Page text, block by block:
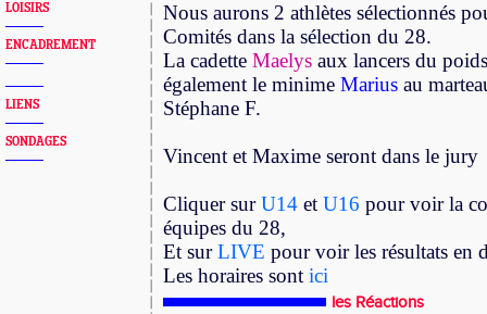
LOISIRS
ENCADREMENT
LIENS
SONDAGES
Nous aurons 2 athlètes sélectionnés
Comités dans la sélection du 28.
La cadette Maelys aux lancers du
également le minime Marius au
Stéphane F.
Vincent et Maxime seront dans le jury
Cliquer surU14 et U16 pour voir la
équipes du 28,
Et surLIVE pour voir les résultats en
Les horaires sont ici
les Réactions